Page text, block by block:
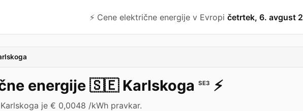
⚡️ Cene električne energije v Evropi četrtek, 6. avgust
energije 🇸🇪 Karlskoga SE3 ⚡️
je € 0,0048 /kWh pravkar.